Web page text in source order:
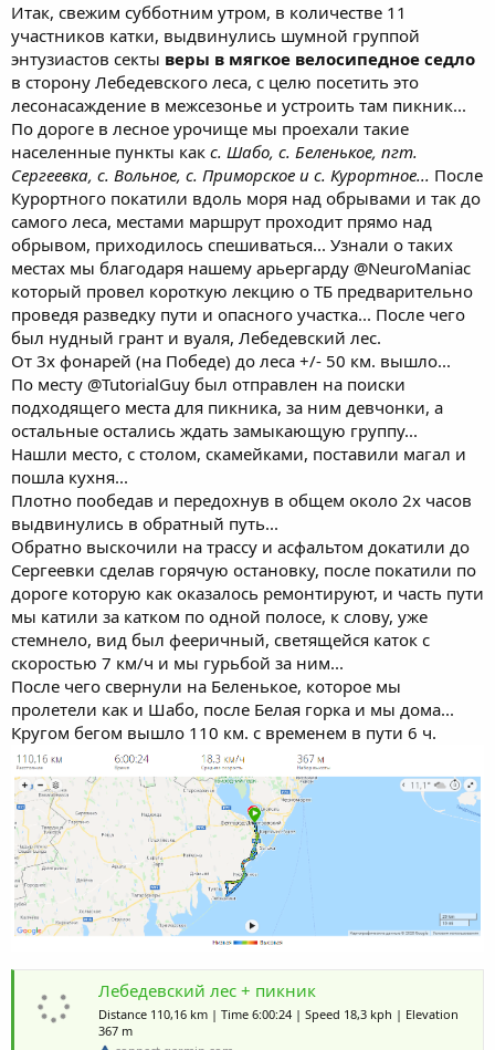
Итак, свежим субботним утром, в количестве 11
участников катки, выдвинулись шумной группой
энтузиастов секты веры в мягкое велосипедное седло
в сторону Лебедевского леса, с целю посетить это
лесонасаждение в межсезонье и устроить там пикник...
По дороге в лесное урочище мы проехали такие
населенные пункты как с. Шабо, с. Беленькое, пгт.
Сергеевка, с. Вольное, с. Приморское и с. Курортное... После
Курортного покатили вдоль моря над обрывами и так до
самого леса, местами маршрут проходит прямо над
обрывом, приходилось спешиваться... Узнали о таких
местах мы благодаря нашему арьергарду @NeuroManiac
который провел короткую лекцию о ТБ предварительно
проведя разведку пути и опасного участка... После чего
был нудный грант и вуаля, Лебедевский лес.
От 3х фонарей (на Победе) до леса +/- 50 км. вышло...
По месту @TutorialGuy был отправлен на поиски
подходящего места для пикника, за ним девчонки, а
остальные остались ждать замыкающую группу...
Нашли место, с столом, скамейками, поставили магал и
пошла кухня...
Плотно пообедав и передохнув в общем около 2х часов
выдвинулись в обратный путь...
Обратно выскочили на трассу и асфальтом докатили до
Сергеевки сделав горячую остановку, после покатили по
дороге которую как оказалось ремонтируют, и часть пути
мы катили за катком по одной полосе, к слову, уже
стемнело, вид был фееричный, светящейся каток с
скоростью 7 км/ч и мы гурьбой за ним...
После чего свернули на Беленькое, которое мы
пролетели как и Шабо, после Белая горка и мы дома...
Кругом бегом вышло 110 км. с временем в пути 6 ч.
Лебедевский лес + пикник
Distance 110,16 km | Time 6:00:24 | Speed 18,3 kph | Elevation
367 m